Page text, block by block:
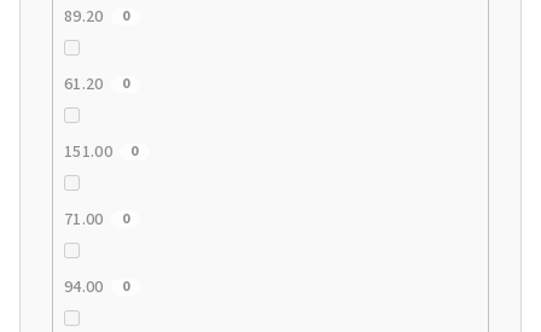
89.20 0
61.20 0
151.00 0
71.00 0
94.00 0